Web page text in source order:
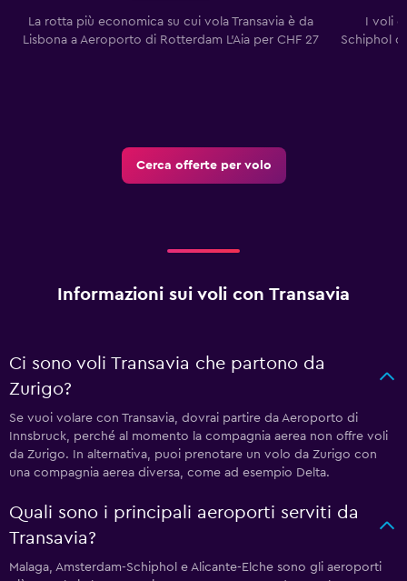
La rotta più economica su cui vola Transavia è da
Lisbona a Aeroporto di Rotterdam L'Aia per CHF 27
I voli
Schiphol
Cerca offerte per volo
Informazioni sui voli con Transavia
Ci sono voli Transavia che partono da
Zurigo?
Se vuoi volare con Transavia, dovrai partire da Aeroporto di
Innsbruck, perché al momento la compagnia aerea non offre voli
da Zurigo. In alternativa, puoi prenotare un volo da Zurigo con
una compagnia aerea diversa, come ad esempio Delta.
Quali sono i principali aeroporti serviti da
Transavia?
Malaga, Amsterdam-Schiphol e Alicante-Elche sono gli aeroporti